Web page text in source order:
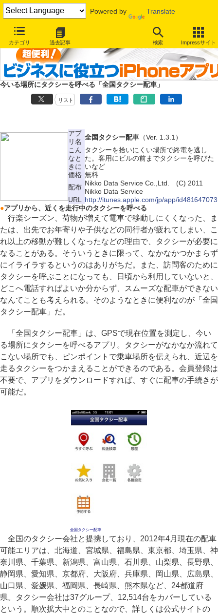
Powered by Translate
カテゴリ 過去記事 検索 Impressサイト
今いる場所にタクシーを呼べる「全国タクシー配車」
リスト
アプ
リ名
全国タクシー配車（Ver. 1.3.1）
こん
なと
きに
タクシーを拾いにくい場所で終電を逃し
た。客用にビルの前までタクシーを呼びた
いなど
価格 無料
配布 Nikko Data Service Co.,Ltd. (C) 2011
Nikko Data Service
URL
http://itunes.apple.com/jp/app/id481647073
●アプリから、近くを走行中のタクシーを呼べる
行楽シーズン、荷物が増えて電車で移動しにくくなった、ま
たは、出先でお年寄りや子供などの同行者が疲れてしまい、こ
れ以上の移動が難しくなったなどの理由で、タクシーが必要に
なることがある。そういうときに限って、なかなかつかまらず
にイライラするというのはありがちだ。また、訪問客のために
タクシーを呼ぶことになっても、日頃から利用していないと、
どこへ電話すればよいか分からず、スムーズな配車ができない
なんてことも考えられる。そのようなときに便利なのが「全国
タクシー配車」だ。
「全国タクシー配車」は、GPSで現在位置を測定し、今い
る場所にタクシーを呼べるアプリ。タクシーがなかなか流れて
こない場所でも、ピンポイントで乗車場所を伝えられ、近辺を
走るタクシーをつかまえることができるのである。会員登録は
不要で、アプリをダウンロードすれば、すぐに配車の手続きが
可能だ。
全国タクシー配車
全国のタクシー会社と提携しており、2012年4月現在の配車
可能エリアは、北海道、宮城県、福島県、東京都、埼玉県、神
奈川県、千葉県、新潟県、富山県、石川県、山梨県、長野県、
静岡県、愛知県、京都府、大阪府、兵庫県、岡山県、広島県、
山口県、愛媛県、福岡県、長崎県、熊本県など、24都道府
県。タクシー会社は37グループ、12,514台をカバーしている
という。順次拡大中とのことなので、詳しくは公式サイトの